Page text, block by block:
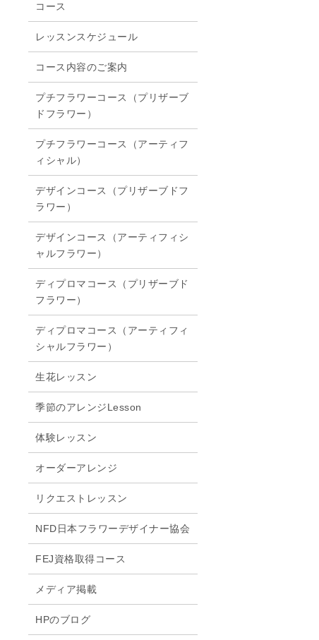
コース
レッスンスケジュール
コース内容のご案内
プチフラワーコース（プリザーブ
ドフラワー）
プチフラワーコース（アーティフ
ィシャル）
デザインコース（プリザーブドフ
ラワー）
デザインコース（アーティフィシ
ャルフラワー）
ディプロマコース（プリザーブド
フラワー）
ディプロマコース（アーティフィ
シャルフラワー）
生花レッスン
季節のアレンジLesson
体験レッスン
オーダーアレンジ
リクエストレッスン
NFD日本フラワーデザイナー協会
FEJ資格取得コース
メディア掲載
HPのブログ